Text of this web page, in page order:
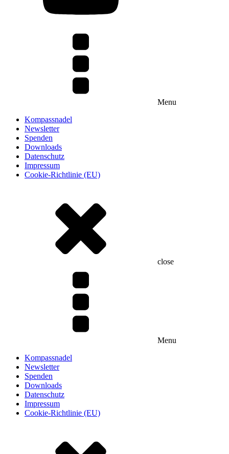
Menu
Kompassnadel
Newsletter
Spenden
Downloads
Datenschutz
Impressum
Cookie-Richtlinie (EU)
close
Menu
Kompassnadel
Newsletter
Spenden
Downloads
Datenschutz
Impressum
Cookie-Richtlinie (EU)